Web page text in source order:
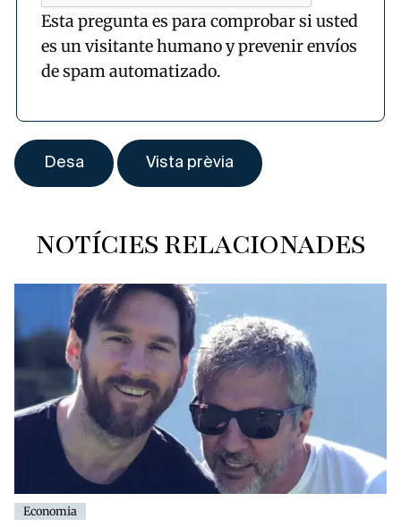
Esta pregunta es para comprobar si usted
es un visitante humano y prevenir envíos
de spam automatizado.
NOTÍCIES RELACIONADES
Economia